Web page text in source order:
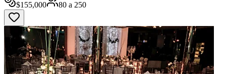
$155,000 80 a 250